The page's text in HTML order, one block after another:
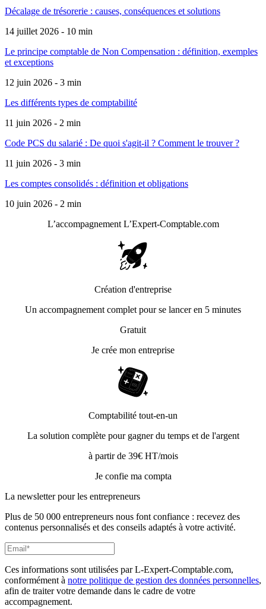
Décalage de trésorerie : causes, conséquences et solutions
14 juillet 2026 - 10 min
Le principe comptable de Non Compensation : définition, exemples
et exceptions
12 juin 2026 - 3 min
Les différents types de comptabilité
11 juin 2026 - 2 min
Code PCS du salarié : De quoi s'agit-il ? Comment le trouver ?
11 juin 2026 - 3 min
Les comptes consolidés : définition et obligations
10 juin 2026 - 2 min
L’accompagnement L’Expert-Comptable.com
Création d'entreprise
Un accompagnement complet pour se lancer en 5 minutes
Gratuit
Je crée mon entreprise
Comptabilité tout-en-un
La solution complète pour gagner du temps et de l'argent
à partir de 39€ HT/mois
Je confie ma compta
La newsletter pour les entrepreneurs
Plus de 50 000 entrepreneurs nous font confiance : recevez des
contenus personnalisés et des conseils adaptés à votre activité.
Ces informations sont utilisées par L-Expert-Comptable.com,
conformément à notre politique de gestion des données personnelles,
afin de traiter votre demande dans le cadre de votre
accompagnement.